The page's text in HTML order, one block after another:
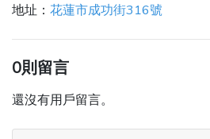
地址： 花蓮市成功街316號
0則留言
還沒有用戶留言。